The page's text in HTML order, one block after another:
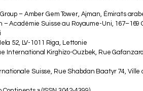
– Amber Gem Tower, Ajman, Émirats
– Académie Suisse au Royaume-Uni,
52, LV-1011 Riga, Lettonie
International Kirghizo-Ouzbek, Rue
Suisse, Rue Shabdan Baatyr 74, Ville